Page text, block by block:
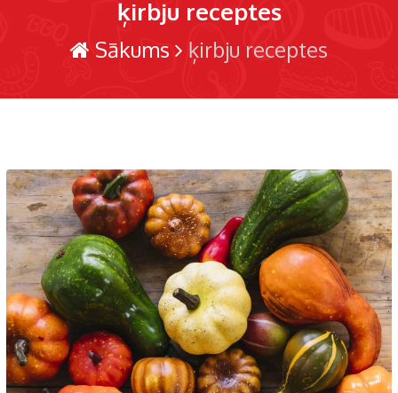
ķirbju receptes
Sākums ķirbju receptes